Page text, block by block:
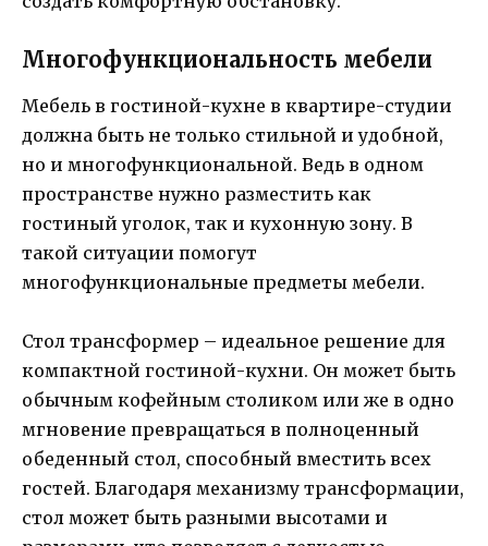
Многофункциональность мебели
Мебель в гостиной-кухне в квартире-студии
должна быть не только стильной и удобной,
но и многофункциональной. Ведь в одном
пространстве нужно разместить как
гостиный уголок, так и кухонную зону. В
такой ситуации помогут
многофункциональные предметы мебели.
Стол трансформер – идеальное решение для
компактной гостиной-кухни. Он может быть
обычным кофейным столиком или же в одно
мгновение превращаться в полноценный
обеденный стол, способный вместить всех
гостей. Благодаря механизму трансформации,
стол может быть разными высотами и